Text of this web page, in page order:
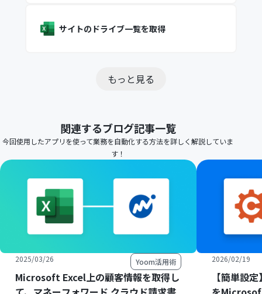
サイトのドライブ一覧を取得
もっと見る
関連するブログ記事一覧
今回使用したアプリを使って業務を自動化する方法を詳しく解説していま
す！
2025/03/26 Yoom活用術
Microsoft Excel上の顧客情報を取得し
2026/02/19
【簡単設